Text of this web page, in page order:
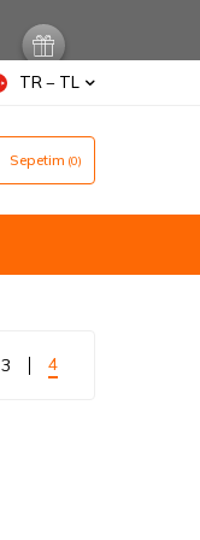
TR − TL
Sepetim (0)
3 4